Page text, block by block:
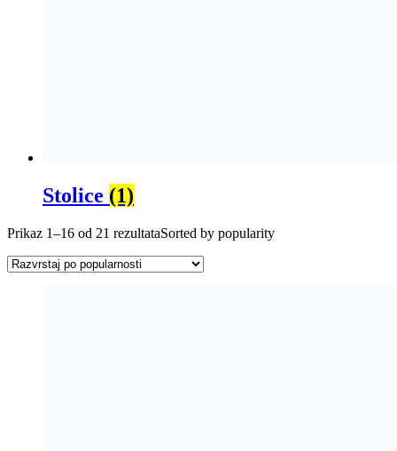
Stolice (1)
Prikaz 1–16 od 21 rezultataSorted by popularity